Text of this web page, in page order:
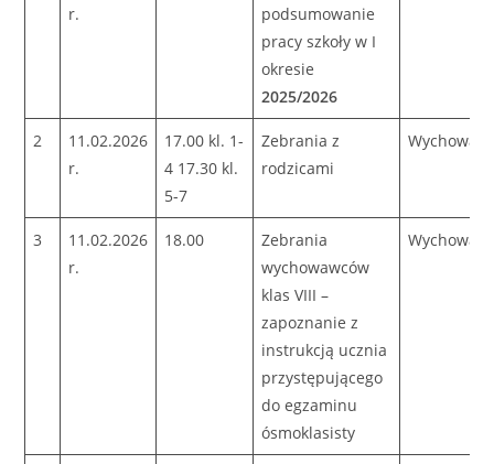
r.
podsumowanie
pracy szkoły w I
okresie
2025/2026
2
11.02.2026
r.
17.00 kl. 1-
4 17.30 kl.
5-7
Zebrania z
rodzicami
3
11.02.2026
r.
18.00
Zebrania
wychowawców
klas VIII –
zapoznanie z
instrukcją ucznia
przystępującego
do egzaminu
ósmoklasisty